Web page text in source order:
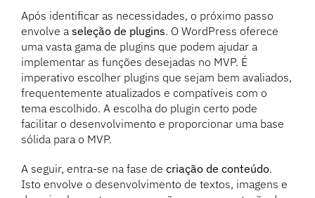
Após identificar as necessidades, o próximo passo
envolve a seleção de plugins. O WordPress oferece
uma vasta gama de plugins que podem ajudar a
implementar as funções desejadas no MVP. É
imperativo escolher plugins que sejam bem avaliados,
frequentemente atualizados e compatíveis com o
tema escolhido. A escolha do plugin certo pode
facilitar o desenvolvimento e proporcionar uma base
sólida para o MVP.
A seguir, entra-se na fase de criação de conteúdo.
Isto envolve o desenvolvimento de textos, imagens e